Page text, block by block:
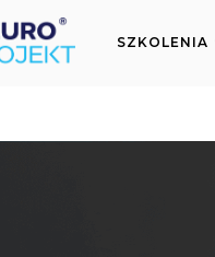
SZKOLENIA